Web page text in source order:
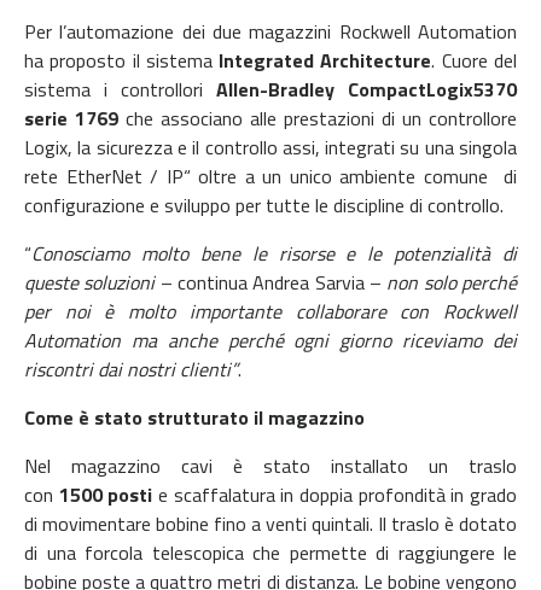
Per l’automazione dei due magazzini Rockwell Automation
ha proposto il sistema Integrated Architecture. Cuore del
sistema i controllori Allen-Bradley CompactLogix5370
serie 1769 che associano alle prestazioni di un controllore
Logix, la sicurezza e il controllo assi, integrati su una singola
rete EtherNet / IP“ oltre a un unico ambiente comune di
configurazione e sviluppo per tutte le discipline di controllo.
“Conosciamo molto bene le risorse e le potenzialità di
queste soluzioni– continua Andrea Sarvia – non solo perché
per noi è molto importante collaborare con Rockwell
Automation ma anche perché ogni giorno riceviamo dei
riscontri dai nostri clienti”.
Come è stato strutturato il magazzino
Nel magazzino cavi è stato installato un traslo
con 1500 posti e scaffalatura in doppia profondità in grado
di movimentare bobine fino a venti quintali. Il traslo è dotato
di una forcola telescopica che permette di raggiungere le
bobine poste a quattro metri di distanza. Le bobine vengono